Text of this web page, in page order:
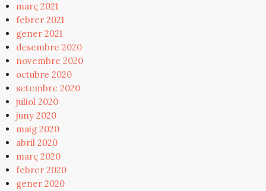
març 2021
febrer 2021
gener 2021
desembre 2020
novembre 2020
octubre 2020
setembre 2020
juliol 2020
juny 2020
maig 2020
abril 2020
març 2020
febrer 2020
gener 2020